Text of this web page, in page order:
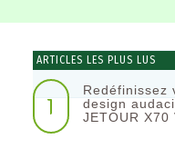
ARTICLES LES PLUS LUS
1
Redéfinissez
design
JETOUR X70